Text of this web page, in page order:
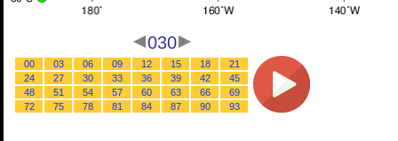
030
00 03 06 09 12 15 18
21
24
27 30 33 36 39 42
45
48
51 54 57 60 63 66
69
72
75 78 81 84 87 90 93